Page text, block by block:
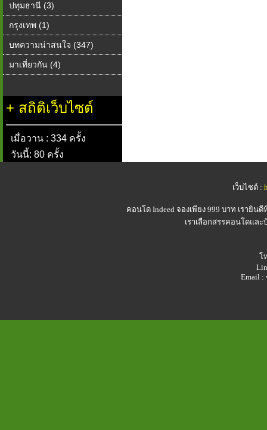
ปทุมธานี (3)
กรุงเทพ (1)
บทความน่าสนใจ (347)
มาเที่ยวกัน (4)
+ สถิติเว็บไซต์
เมื่อวาน : 334 ครั้ง
วันนี้: 80 ครั้ง
เว็บไซต์ :
คอนโด Indeedจองเพียง 999 บาท เรายิน
เราเลือกสรรคอนโดแล
โ
Email :